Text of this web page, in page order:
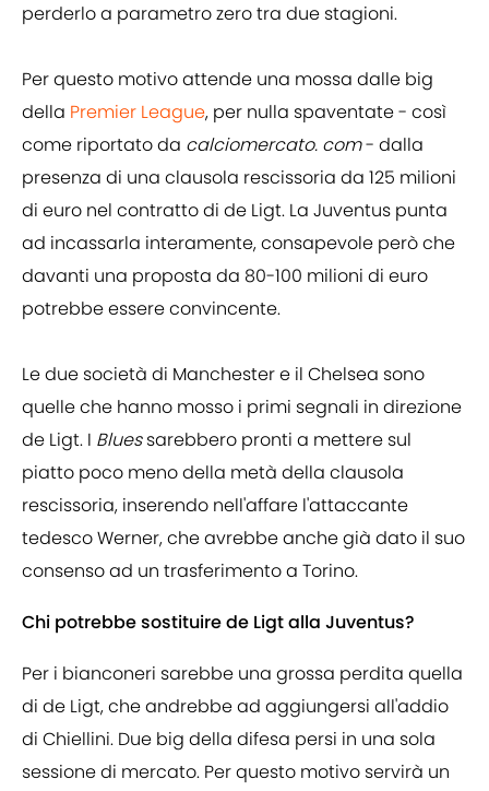
perderlo a parametro zero tra due stagioni.
Per questo motivo attende una mossa dalle big
della Premier League, per nulla spaventate - così
come riportato da calciomercato. com- dalla
presenza di una clausola rescissoria da 125 milioni
di euro nel contratto di de Ligt. La Juventus punta
ad incassarla interamente, consapevole però che
davanti una proposta da 80-100 milioni di euro
potrebbe essere convincente.
Le due società di Manchester e il Chelsea sono
quelle che hanno mosso i primi segnali in direzione
de Ligt. I Bluessarebbero pronti a mettere sul
piatto poco meno della metà della clausola
rescissoria, inserendo nell'affare l'attaccante
tedesco Werner, che avrebbe anche già dato il suo
consenso ad un trasferimento a Torino.
Chi potrebbe sostituire de Ligt alla Juventus?
Per i bianconeri sarebbe una grossa perdita quella
di de Ligt, che andrebbe ad aggiungersi all'addio
di Chiellini. Due big della difesa persi in una sola
sessione di mercato. Per questo motivo servirà un